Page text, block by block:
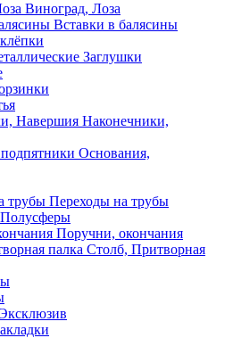
Виноград, Лоза
Вставки в балясины
Заглушки
Наконечники,
Основания,
Переходы на трубы
Полусферы
Поручни, окончания
Столб, Притворная